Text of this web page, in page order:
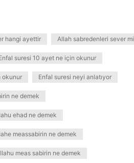
hangi ayettir Allah sabredenleri sever mi
suresi 10 ayet ne için okunur
okunur Enfal suresi neyi anlatıyor
ne demek
ehad ne demek
meassabirin ne demek
meas sabirin ne demek